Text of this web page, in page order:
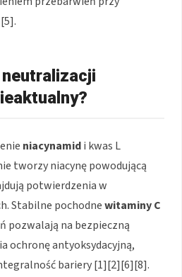
niacynamidi kwas L
tworzy niacynę powodującą
potwierdzenia w
Stabilne pochodnewitaminy C
pozwalają na bezpieczną
ochronę antyoksydacyjną,
bariery [1][2][6][8].